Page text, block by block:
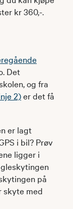
kr 360,-.
Det
og fra
2)er det få
er lagt
i bil? Prøv
ligger i
på
skyte med